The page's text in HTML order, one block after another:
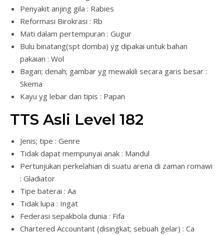
Penyakit anjing gila : Rabies
Reformasi Birokrasi : Rb
Mati dalam pertempuran : Gugur
Bulu binatang(spt domba) yg dipakai untuk bahan
pakaian : Wol
Bagan; denah; gambar yg mewakili secara garis besar :
Skema
Kayu yg lebar dan tipis : Papan
TTS Asli Level 182
Jenis; tipe : Genre
Tidak dapat mempunyai anak : Mandul
Pertunjukan perkelahian di suatu arena di zaman romawi
: Gladiator
Tipe baterai : Aa
Tidak lupa : Ingat
Federasi sepakbola dunia : Fifa
Chartered Accountant (disingkat; sebuah gelar) : Ca